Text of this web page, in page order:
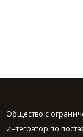
Общество с
интегратор по